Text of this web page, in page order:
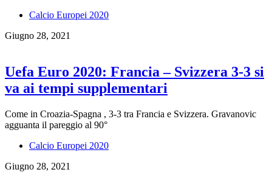
Calcio Europei 2020
Giugno 28, 2021
Uefa Euro 2020: Francia – Svizzera 3-3 si
va ai tempi supplementari
Come in Croazia-Spagna , 3-3 tra Francia e Svizzera. Gravanovic
agguanta il pareggio al 90°
Calcio Europei 2020
Giugno 28, 2021